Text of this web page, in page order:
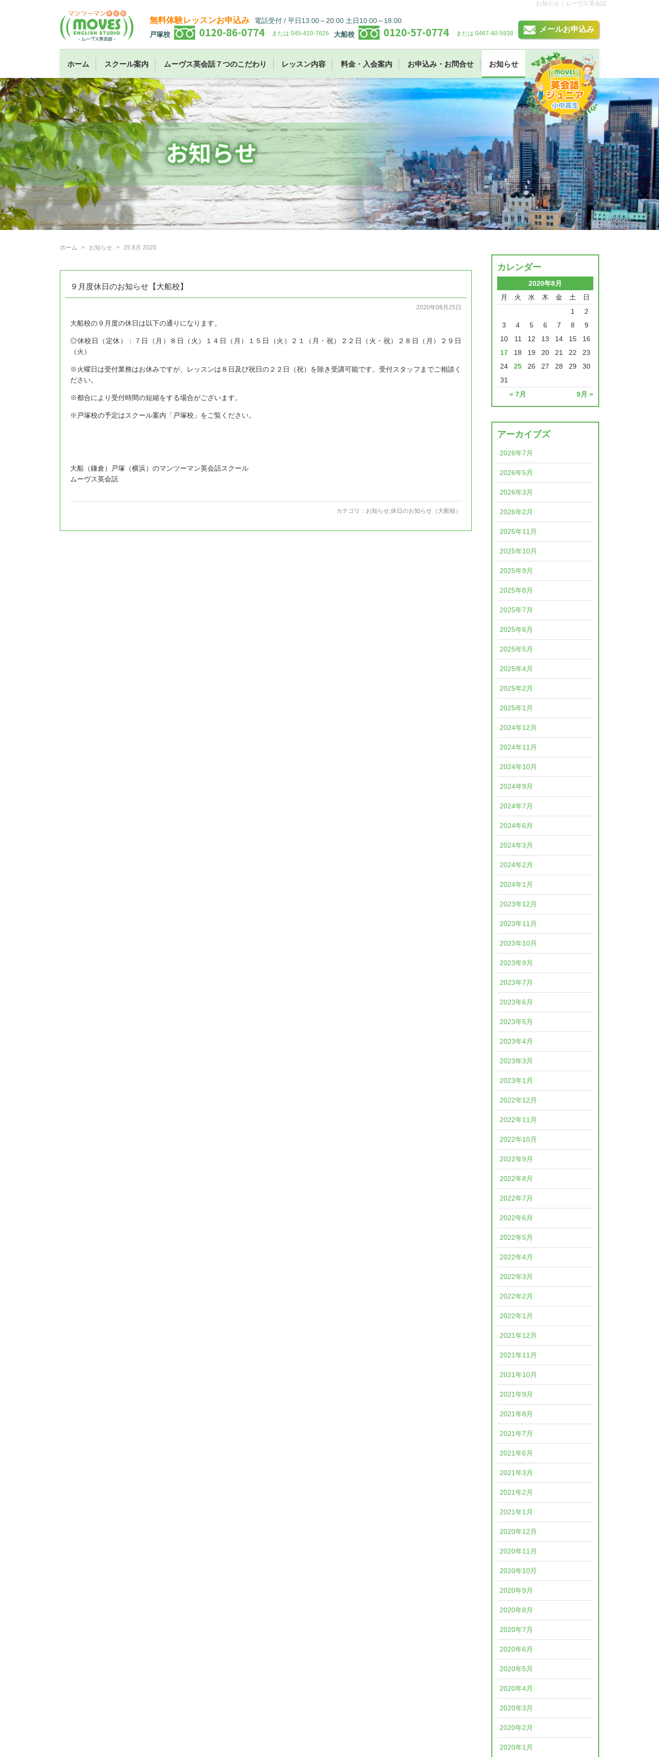
お知らせ｜ムーヴス英会話
無料体験レッスンお申込み
電話受付 / 平日13:00～20:00 土日10:00～18:00
戸塚校
0120-86-0774 または 045-410-7626 大船校 0120-57-0774 または 0467-40-5938
メールお申込み
ホーム スクール案内 ムーヴス英会話７つのこだわり レッスン内容 料金・入会案内 お申込み・お問合せ お知らせ
ホーム お知らせ 25 8月 2020
９月度休日のお知らせ【大船校】
2020年08月25日
大船校の９月度の休日は以下の通りになります。
◎休校日（定休）：７日（月）８日（火）１４日（月）１５日（火）２１（月・祝）２２日（火・祝）２８日（月）２９日
（火）
※火曜日は受付業務はお休みですが、レッスンは８日及び祝日の２２日（祝）を除き受講可能です。受付スタッフまでご相談く
ださい。
※都合により受付時間の短縮をする場合がございます。
※戸塚校の予定はスクール案内「戸塚校」をご覧ください。
大船（鎌倉）戸塚（横浜）のマンツーマン英会話スクール
ムーヴス英会話
カテゴリ： お知らせ 休日のお知らせ（大船校）
カレンダー
2020年8月
月
火 水 木 金 土 日
« 7月 9月 »
1
2
3
4 5 6 7 8
9
10
11 12 13 14 15
16
17
18 19 20 21 22
23
24
25 26 27 28 29
30
31
アーカイブズ
2026年7月
2026年5月
2026年3月
2026年2月
2025年11月
2025年10月
2025年9月
2025年8月
2025年7月
2025年6月
2025年5月
2025年4月
2025年2月
2025年1月
2024年12月
2024年11月
2024年10月
2024年9月
2024年7月
2024年6月
2024年3月
2024年2月
2024年1月
2023年12月
2023年11月
2023年10月
2023年9月
2023年7月
2023年6月
2023年5月
2023年4月
2023年3月
2023年1月
2022年12月
2022年11月
2022年10月
2022年9月
2022年8月
2022年7月
2022年6月
2022年5月
2022年4月
2022年3月
2022年2月
2022年1月
2021年12月
2021年11月
2021年10月
2021年9月
2021年8月
2021年7月
2021年6月
2021年3月
2021年2月
2021年1月
2020年12月
2020年11月
2020年10月
2020年9月
2020年8月
2020年7月
2020年6月
2020年5月
2020年4月
2020年3月
2020年2月
2020年1月